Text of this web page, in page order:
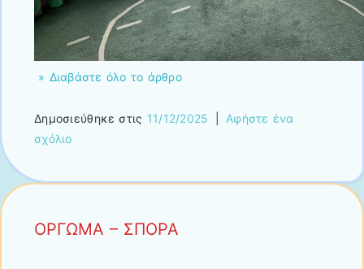
» Διαβάστε όλο το άρθρο
Δημοσιεύθηκε στις 11/12/2025
Αφήστε ένα
σχόλιο
ΟΡΓΩΜΑ – ΣΠΟΡΑ